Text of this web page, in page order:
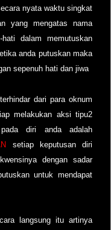
nyata waktu singkat
yang mengatas nama
dalam memutuskan
anda putuskan maka
sepenuh hati dan jiwa
dari para oknum
melakukan aksi tipu2
diri anda adalah
setiap keputusan diri
dengan sadar
untuk mendapat
langsung itu artinya